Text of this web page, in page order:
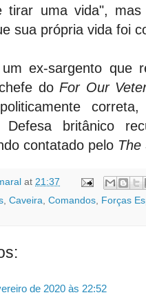
tirar uma vida",
sua própria vida foi
ex-sargento que
doFor Our
Defesa britânico
contatado pelo The
at 21:37
Caveira Comandos Forças
de 2020 às 22:52